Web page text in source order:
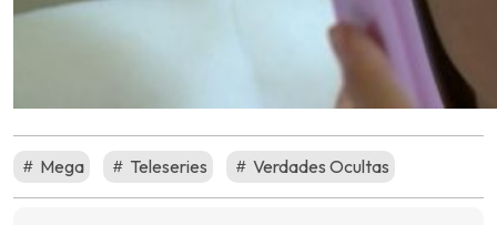
Mega Teleseries Verdades Ocultas